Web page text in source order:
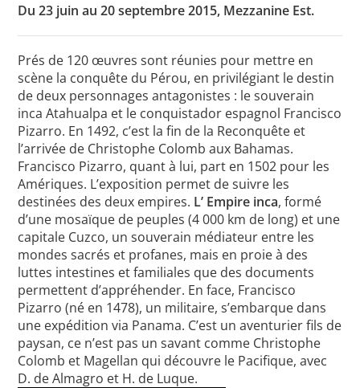
Toutes les actualités
Les rendez-vous de l’APHG
Concours de recrutement
Concours scolaires
Conférences, tables rondes
Critique d’ouvrages publiés
Culture
Du 23 juin au 20 septembre 2015, Mezzanine Est.
Prés de 120 œuvres sont réunies pour mettre en
scène la conquête du Pérou, en privilégiant le destin
de deux personnages antagonistes : le souverain
inca Atahualpa et le conquistador espagnol Francisco
Pizarro. En 1492, c’est la fin de la Reconquête et
l’arrivée de Christophe Colomb aux Bahamas.
Francisco Pizarro, quant à lui, part en 1502 pour les
Amériques. L’exposition permet de suivre les
destinées des deux empires. L’ Empire inca, formé
d’une mosaïque de peuples (4 000 km de long) et une
capitale Cuzco, un souverain médiateur entre les
mondes sacrés et profanes, mais en proie à des
luttes intestines et familiales que des documents
permettent d’appréhender. En face, Francisco
Pizarro (né en 1478), un militaire, s’embarque dans
une expédition via Panama. C’est un aventurier fils de
paysan, ce n’est pas un savant comme Christophe
Colomb et Magellan qui découvre le Pacifique, avec
D. de Almagro et H. de Luque.